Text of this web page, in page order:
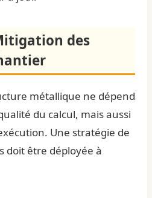
des
métallique ne dépend
du calcul, mais aussi
Une stratégie de
doit être déployée à